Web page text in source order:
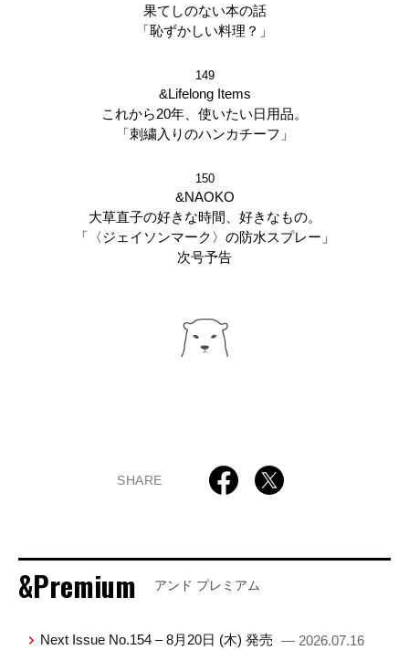
果てしのない本の話
「恥ずかしい料理？」
149
&Lifelong Items
これから20年、使いたい日用品。
「刺繍入りのハンカチーフ」
150
&NAOKO
大草直子の好きな時間、好きなもの。
「〈ジェイソンマーク〉の防水スプレー」
次号予告
SHARE
&Premium アンド プレミアム
Next Issue No.154 – 8月20日 (木) 発売 — 2026.07.16